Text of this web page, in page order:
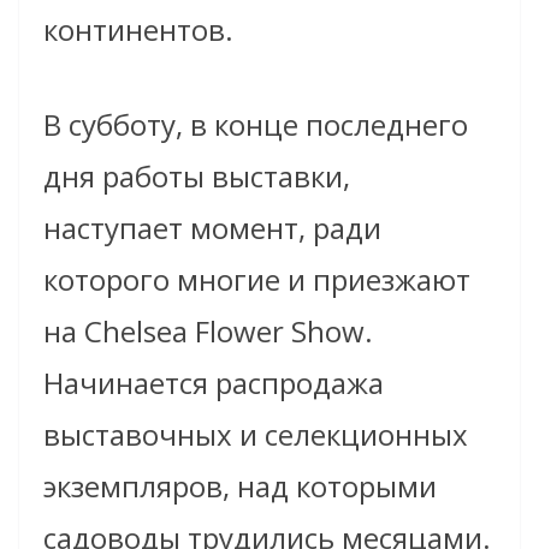
континентов.
В субботу, в конце последнего
дня работы выставки,
наступает момент, ради
которого многие и приезжают
на Chelsea Flower Show.
Начинается распродажа
выставочных и селекционных
экземпляров, над которыми
садоводы трудились месяцами.